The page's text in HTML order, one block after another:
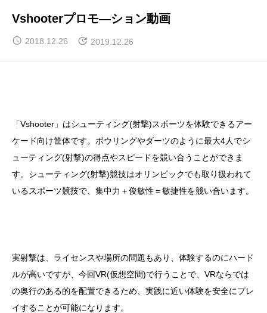
Vshooterプロモ―ション動画
2018.12.26 2019.12.26
「Vshooter」はシューティング(射撃)スポーツを体験できるアー
ケード向け筐体です。ボウリングやダーツのように最大4人でシ
ューティング(射撃)の得点やスピードを競い合うことができま
す。シューティング(射撃)競技はオリンピックでも取り扱われて
いるスポーツ競技で、集中力＋俊敏性＝敏捷性を競い合います。
実射撃は、ライセンスや場所の問題もあり、体験するのにハード
ルが高いですが、今回VR(仮想空間)で行うことで、VRならでは
の奥行のある的を配置できるため、実践に近い体験を安全にプレ
イすることが可能になります。